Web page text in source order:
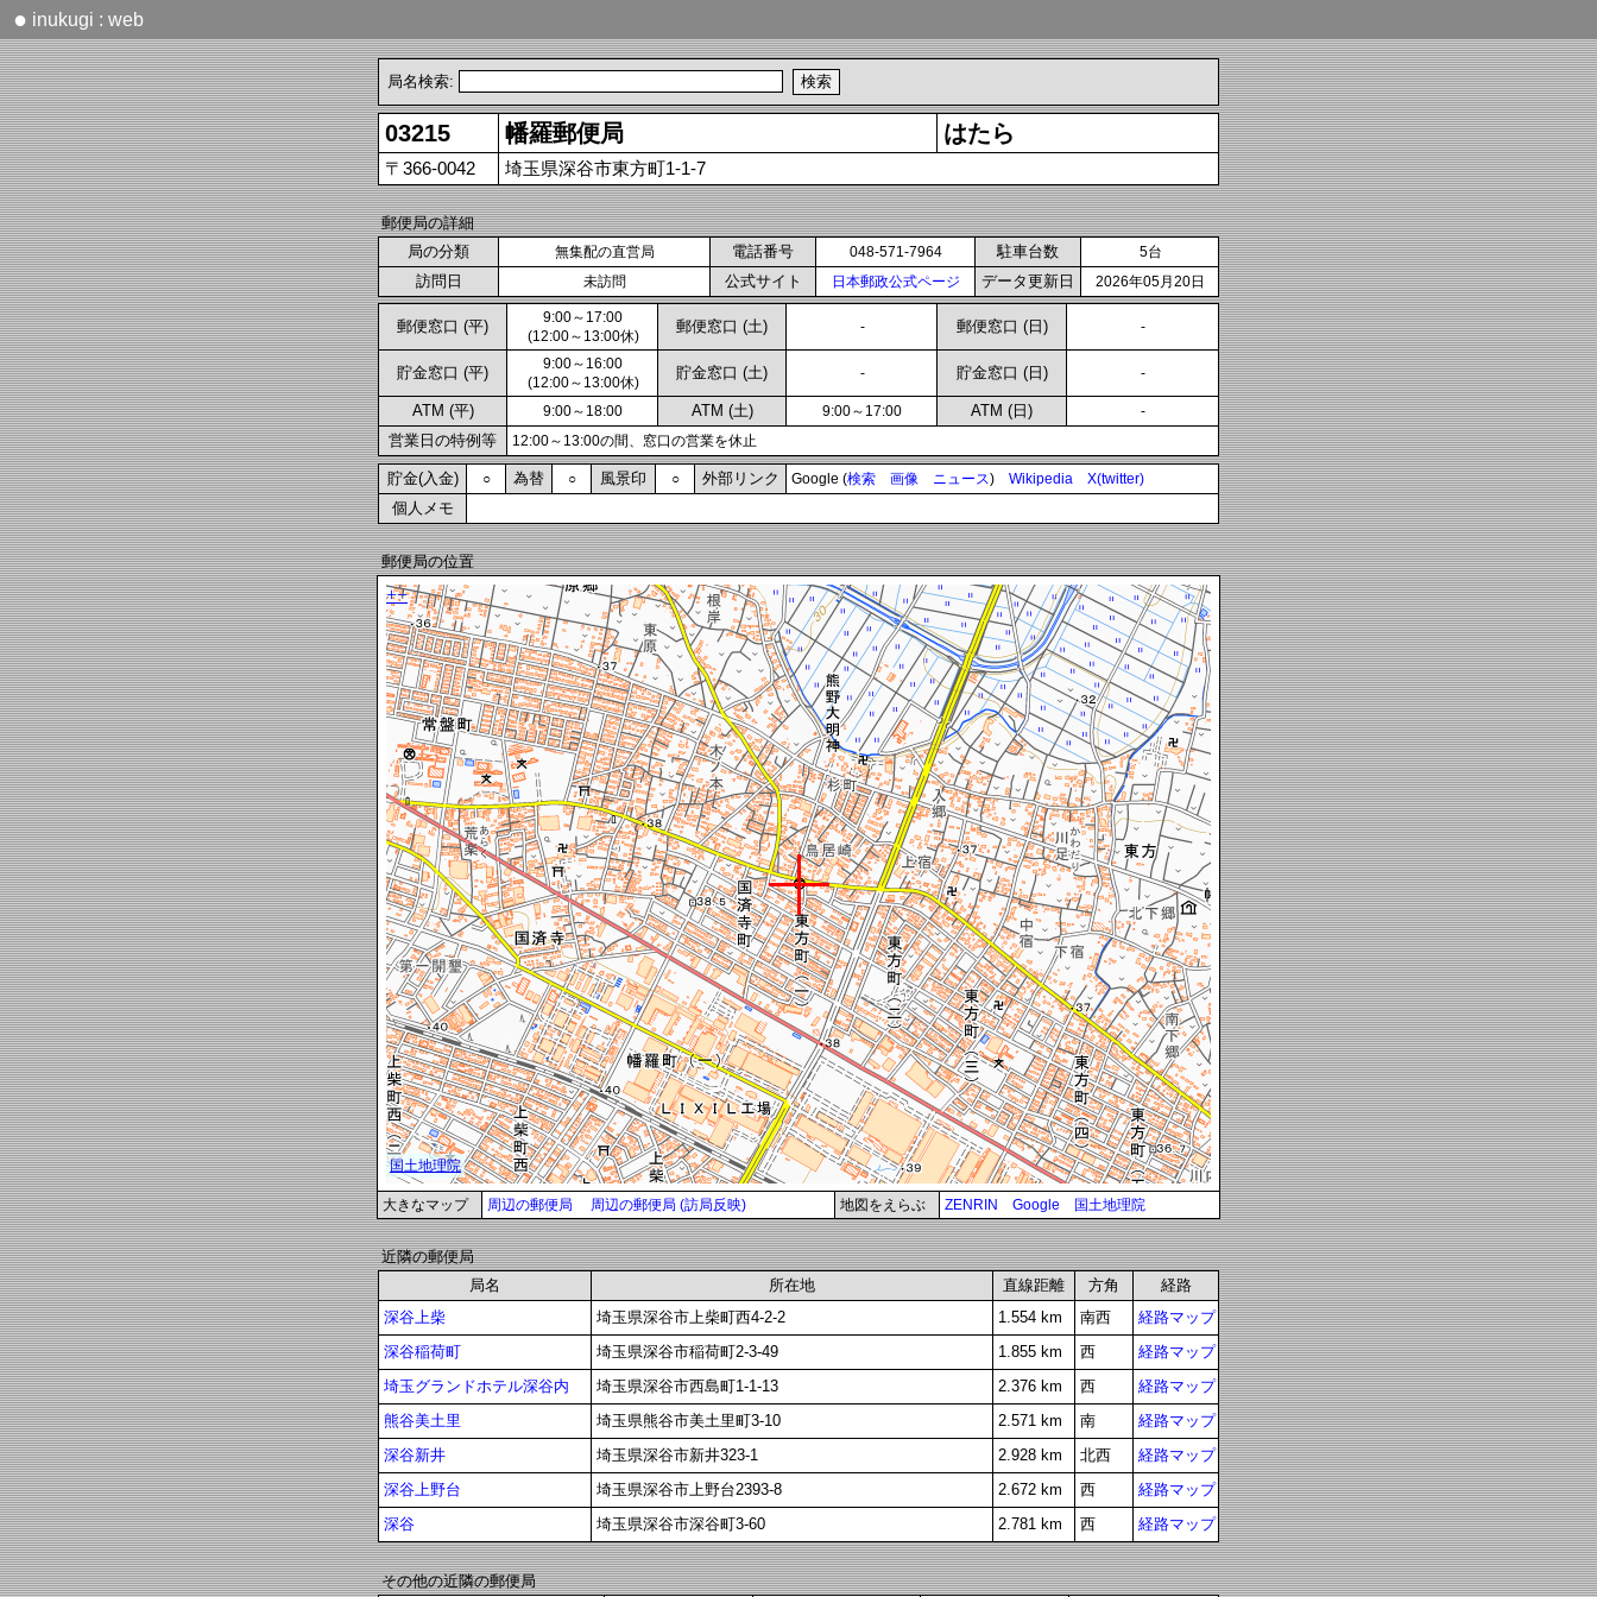
● inukugi : web
局名検索:
03215 幡羅郵便局 はたら
〒366-0042 埼玉県深谷市東方町1-1-7
郵便局の詳細
局の分類
無集配の直営局 電話番号 048-571-7964 駐車台数 5台
訪問日 未訪問 公式サイト 日本郵政公式ページ データ更新日 2026年05月20日
郵便窓口 (平)
9:00～17:00
(12:00～13:00休)
郵便窓口 (土) - 郵便窓口 (日) -
貯金窓口 (平)
9:00～16:00
(12:00～13:00休)
貯金窓口 (土) - 貯金窓口 (日) -
ATM (平) 9:00～18:00 ATM (土) 9:00～17:00 ATM (日) -
営業日の特例等 12:00～13:00の間、窓口の営業を休止
貯金(入金) ○ 為替 ○ 風景印 ○ 外部リンク Google (検索 画像 ニュース) Wikipedia X(twitter)
個人メモ
郵便局の位置
大きなマップ 周辺の郵便局 周辺の郵便局 (訪局反映) 地図をえらぶ ZENRIN Google 国土地理院
近隣の郵便局
局名
所在地 直線距離 方角
経路
深谷上柴
埼玉県深谷市上柴町西4-2-2 1.554 km 南西
経路マップ
深谷稲荷町
埼玉県深谷市稲荷町2-3-49 1.855 km 西
経路マップ
埼玉グランドホテル深谷内
埼玉県深谷市西島町1-1-13 2.376 km 西
経路マップ
熊谷美土里
埼玉県熊谷市美土里町3-10 2.571 km 南
経路マップ
深谷新井
埼玉県深谷市新井323-1 2.928 km 北西
経路マップ
深谷上野台
埼玉県深谷市上野台2393-8 2.672 km 西
経路マップ
深谷
埼玉県深谷市深谷町3-60 2.781 km 西 経路マップ
その他の近隣の郵便局